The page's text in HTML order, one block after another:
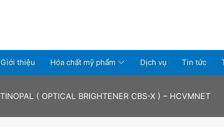
Giới thiệu Hóa chất mỹ phẩm Dịch vụ Tin tức
TINOPAL ( OPTICAL BRIGHTENER CBS-X ) – HCVMNET